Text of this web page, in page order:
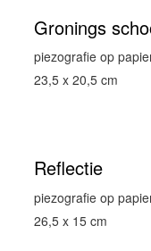
Gronings
piezografie op
23,5 x 20,5 cm
Reflectie
piezografie op
26,5 x 15 cm